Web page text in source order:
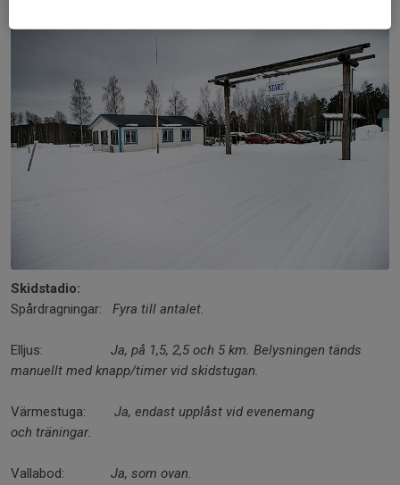
Skidstadio:
Spårdragningar: Fyra till antalet.
Elljus: Ja, på 1,5, 2,5 och 5 km. Belysningen tänds
manuellt med knapp/timer vid skidstugan.
Värmestuga: Ja, endast upplåst vid evenemang
och träningar.
Vallabod: Ja, som ovan.